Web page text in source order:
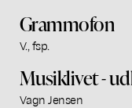
Grammofon
V., fsp.
Musiklivet -
Vagn Jensen